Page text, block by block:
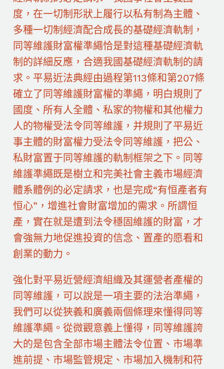
度，在一切制形狀上履行以私有制為主體、
多種一切制經濟配合成長的基礎經濟軌制，
同等維護財富權準繩恰是對這種基礎經濟軌
制的詳細反應，合適我國基礎經濟軌制的請
求。平易近法典經由過程第113條和第207條
確立了同等維護財富權的準繩，明白規則了
國度、所有人全體、私家的物權和其他權力
人的物權受法令同等維護，并規則了平易近
事主體的財富權力受法令同等維護，把公、
私財富置于同等維護的軌制框架之下。同等
維護準繩既是樹立和完美社會主義市場經濟
體系體例的必定請求，也是完成“有恒產者有
恒心”，增進社會財富增加的需求。所謂恒
產，實在就是遭到法令穩固維護的財富，才
會強無力地促進投資的信念、置產的愿看和
創業的動力。
強化對平易近營經濟組織及其運營者產權的
同等維護，可以說是一項主要的法治準繩，
我們可以從狹義和廣義兩個條理來懂得同等
維護準繩。從微觀意義上懂得，同等維護誇
大的是包含全部市場主體法令位置、市場準
進前提、市場監管規定、市場加入機制和符